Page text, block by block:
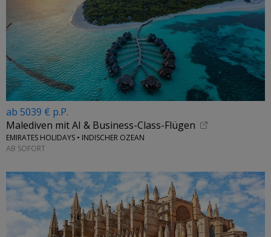
ab 5039 € p.P.
Malediven mit AI & Business-Class-Flügen
EMIRATES HOLIDAYS • INDISCHER OZEAN
AB SOFORT